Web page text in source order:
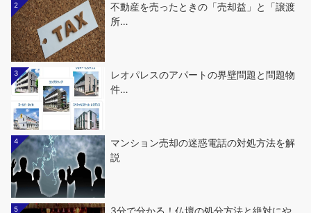
2
不動産を売ったときの「売却益」と「譲渡
所…
3
レオパレスのアパートの界壁問題と問題物
件…
4
マンション売却の迷惑電話の対処方法を解
説
5
3分で分かる！仏壇の処分方法と絶対にや